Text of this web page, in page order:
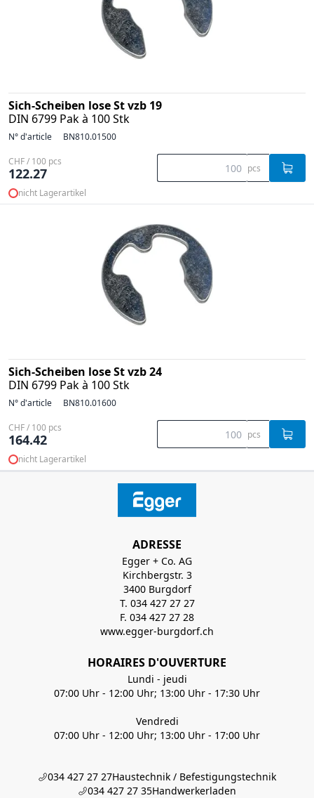
Sich-Scheiben lose St vzb 19
DIN 6799 Pak à 100 Stk
N° d'article BN810.01500
CHF / 100 pcs
122.27 pcs
nicht Lagerartikel
Sich-Scheiben lose St vzb 24
DIN 6799 Pak à 100 Stk
N° d'article BN810.01600
CHF / 100 pcs
164.42 pcs
nicht Lagerartikel
ADRESSE
Egger + Co. AG
Kirchbergstr. 3
3400 Burgdorf
T. 034 427 27 27
F. 034 427 27 28
www.egger-burgdorf.ch
HORAIRES D'OUVERTURE
Lundi - jeudi
07:00 Uhr - 12:00 Uhr; 13:00 Uhr - 17:30 Uhr
Vendredi
07:00 Uhr - 12:00 Uhr; 13:00 Uhr - 17:00 Uhr
034 427 27 27Haustechnik / Befestigungstechnik
034 427 27 35Handwerkerladen